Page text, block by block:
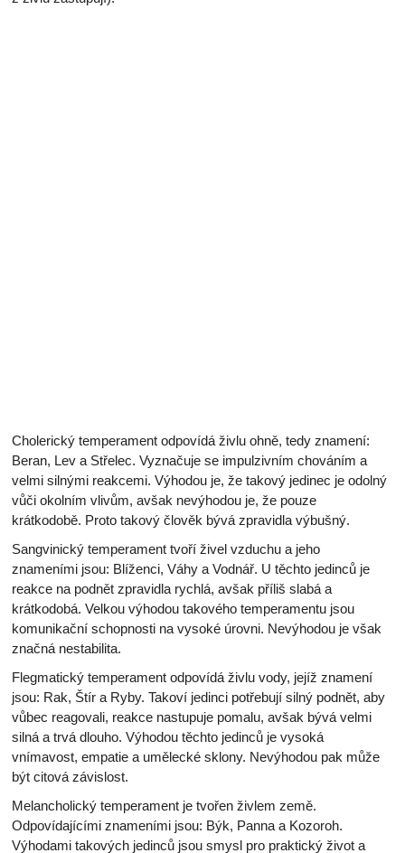
Cholerický temperament odpovídá živlu ohně, tedy znamení:
Beran, Lev a Střelec. Vyznačuje se impulzivním chováním a
velmi silnými reakcemi. Výhodou je, že takový jedinec je odolný
vůči okolním vlivům, avšak nevýhodou je, že pouze
krátkodobě. Proto takový člověk bývá zpravidla výbušný.
Sangvinický temperament tvoří živel vzduchu a jeho
znameními jsou: Blíženci, Váhy a Vodnář. U těchto jedinců je
reakce na podnět zpravidla rychlá, avšak příliš slabá a
krátkodobá. Velkou výhodou takového temperamentu jsou
komunikační schopnosti na vysoké úrovni. Nevýhodou je však
značná nestabilita.
Flegmatický temperament odpovídá živlu vody, jejíž znamení
jsou: Rak, Štír a Ryby. Takoví jedinci potřebují silný podnět, aby
vůbec reagovali, reakce nastupuje pomalu, avšak bývá velmi
silná a trvá dlouho. Výhodou těchto jedinců je vysoká
vnímavost, empatie a umělecké sklony. Nevýhodou pak může
být citová závislost.
Melancholický temperament je tvořen živlem země.
Odpovídajícími znameními jsou: Býk, Panna a Kozoroh.
Výhodami takových jedinců jsou smysl pro praktický život a